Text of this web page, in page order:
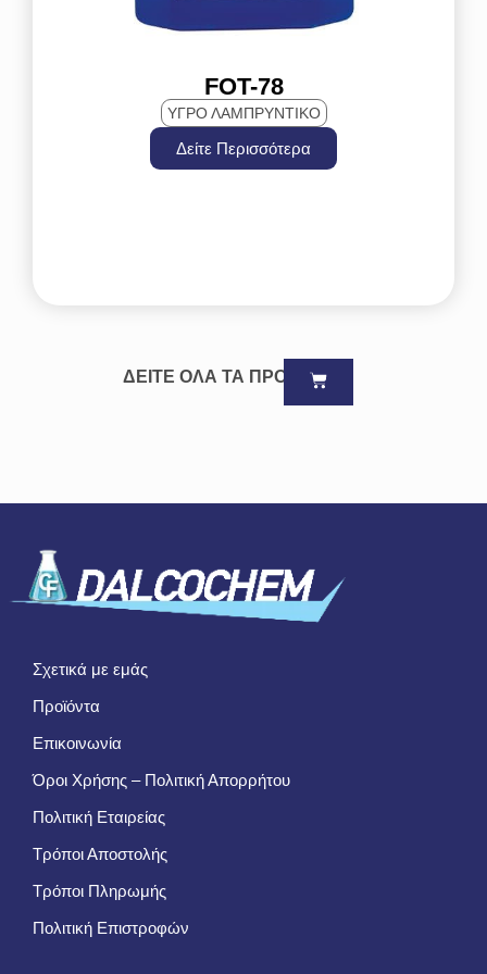
FOT-78
ΥΓΡΟ ΛΑΜΠΡΥΝΤΙΚΟ
Δείτε Περισσότερα
ΔΕΙΤΕ ΟΛΑ ΤΑ ΠΡΟΪΟΝΤΑ
Σχετικά με εμάς
Προϊόντα
Επικοινωνία
Όροι Χρήσης – Πολιτική Απορρήτου
Πολιτική Εταιρείας
Τρόποι Αποστολής
Τρόποι Πληρωμής
Πολιτική Επιστροφών